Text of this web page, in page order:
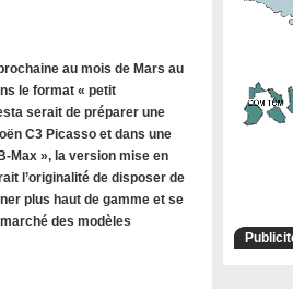
au mois de Mars au
le format « petit
serait de préparer une
C3 Picasso et dans une
Max », la version mise en
l’originalité de disposer de
plus haut de gamme et se
des modèles